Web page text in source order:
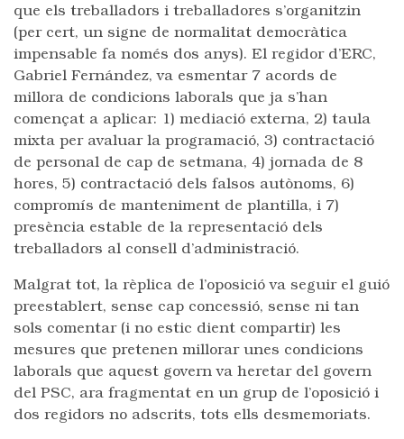
que els treballadors i treballadores s’organitzin
(per cert, un signe de normalitat democràtica
impensable fa només dos anys). El regidor d’ERC,
Gabriel Fernández, va esmentar 7 acords de
millora de condicions laborals que ja s’han
començat a aplicar: 1) mediació externa, 2) taula
mixta per avaluar la programació, 3) contractació
de personal de cap de setmana, 4) jornada de 8
hores, 5) contractació dels falsos autònoms, 6)
compromís de manteniment de plantilla, i 7)
presència estable de la representació dels
treballadors al consell d’administració.
Malgrat tot, la rèplica de l’oposició va seguir el guió
preestablert, sense cap concessió, sense ni tan
sols comentar (i no estic dient compartir) les
mesures que pretenen millorar unes condicions
laborals que aquest govern va heretar del govern
del PSC, ara fragmentat en un grup de l’oposició i
dos regidors no adscrits, tots ells desmemoriats.